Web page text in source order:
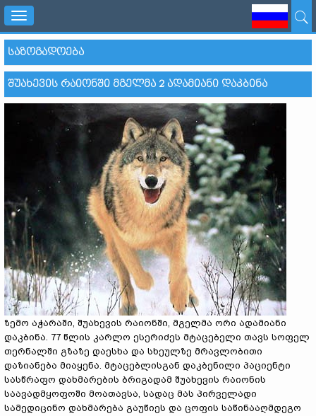
Toggle
navigation
ᲡᲐᲖᲝᲒᲐᲓᲝᲔᲑᲐ
ᲨᲣᲐᲮᲔᲕᲘᲡ ᲠᲐᲘᲝᲜᲨᲘ ᲛᲒᲔᲚᲛᲐ 2 ᲐᲓᲐᲛᲘᲐᲜᲘ ᲓᲐᲙᲑᲘᲜᲐ
ზემო აჭარაში, შუახევის რაიონში, მგელმა ორი ადამიანი
დაკბინა. 77 წლის კარლო ესერიძეს მტაცებელი თავს სოფელ
თერნალში გზაზე დაესხა და სხეულზე მრავლობითი
დაზიანება მიაყენა. მტაცებლისგან დაკბენილი პაციენტი
სასწრაფო დახმარების ბრიგადამ შუახევის რაიონის
საავადმყოფოში მოათავსა, სადაც მას პირველადი
სამედიცინო დახმარება გაუწიეს და ცოფის საწინააღმდეგო